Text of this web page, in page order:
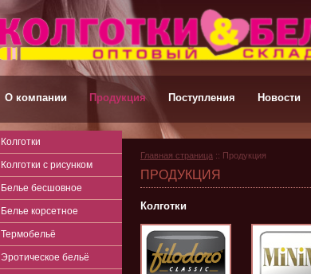
О компании Продукция Поступления Новости
Колготки
Колготки с рисунком
Белье бесшовное
Белье корсетное
Термобельё
Эротическое бельё
Главная страница :: Продукция
ПРОДУКЦИЯ
Колготки